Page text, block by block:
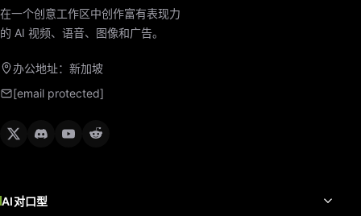
在一个创意工作区中创作富有表现力
的 AI 视频、语音、图像和广告。
办公地址：新加坡
[email protected]
AI对口型